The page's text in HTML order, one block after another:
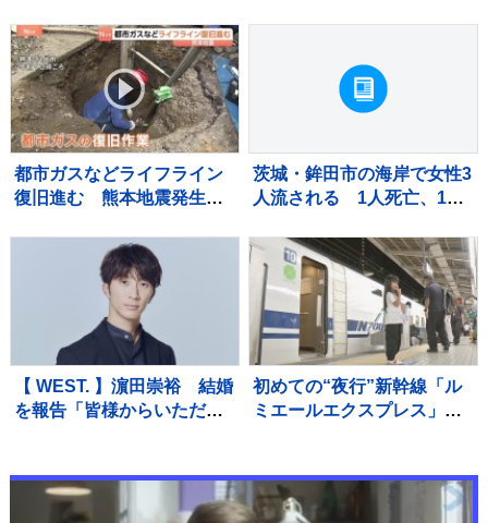
すまし工事代金だまし取ろ
うとしたか 建築会社社長の
男ら2人逮捕 東京・足立区
都市ガスなどライフライン
復旧進む 熊本地震発生か
で都市ガス供給止まるが5割
ほど復旧 残る世帯も今週
中に復旧の見通し
茨城・鉾田市の海岸で女性3
人流される 1人死亡、1人
ドランド」近くで遊泳禁止
エリア
【 WEST. 】濵田崇裕 結婚
を報告「皆様からいただい
てまいります」
初めての“夜行”新幹線「ル
ミエールエクスプレス」昨
限定も今後の運行も検討
JR東海